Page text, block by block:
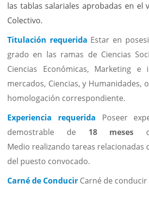
las tablas salariales aprobadas en el
Colectivo.
Titulación requerida Estar en
grado en las ramas de Ciencias
Ciencias Económicas, Marketing e
mercados, Ciencias, y Humanidades,
homologación correspondiente.
Experiencia requerida
Poseer
demostrable de 18 meses
Medio realizando tareas relacionadas
del puesto convocado.
Carné de Conducir Carné de conducir